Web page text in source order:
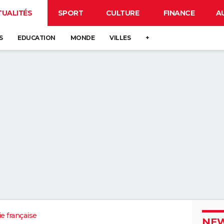
SPORT CULTURE FINANCE
EDUCATION MONDE VILLES +
française